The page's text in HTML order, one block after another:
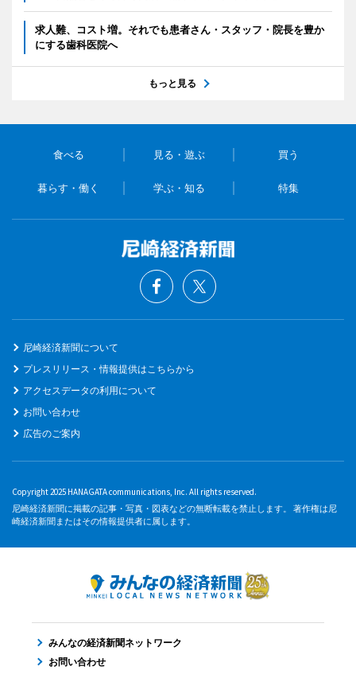
求人難、コスト増。それでも患者さん・スタッフ・院長を豊か
にする歯科医院へ
もっと見る
食べる 見る・遊ぶ 買う
暮らす・働く 学ぶ・知る 特集
尼崎経済新聞について
プレスリリース・情報提供はこちらから
アクセスデータの利用について
お問い合わせ
広告のご案内
Copyright 2025 HANAGATA communications, Inc. All rights reserved.
尼崎経済新聞に掲載の記事・写真・図表などの無断転載を禁止します。 著作権は尼
崎経済新聞またはその情報提供者に属します。
みんなの経済新聞ネットワーク
お問い合わせ